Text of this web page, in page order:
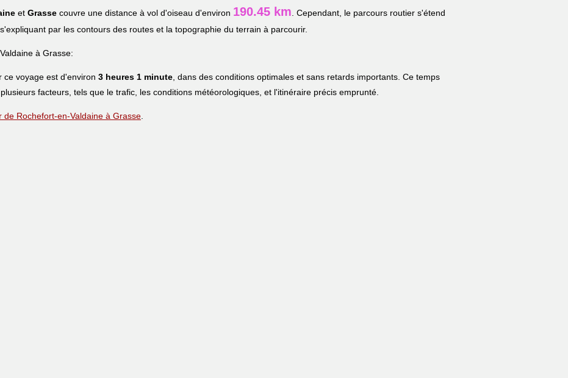
et Grasse couvre une distance à vol d'oiseau d'environ 190.45 km . Cependant, le parcours routier s'étend
s'expliquant par les contours des routes et la topographie du terrain à parcourir.
à Grasse:
ce voyage est d'environ 3 heures 1 minute , dans des conditions optimales et sans retards importants. Ce temps
facteurs, tels que le trafic, les conditions météorologiques, et l'itinéraire précis emprunté.
de Rochefort-en-Valdaine à Grasse